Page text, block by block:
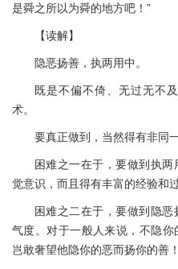
是舜之所以为舜的地方吧！”
【读解】
隐恶扬善，执两用中。
既是不偏不倚、无过无不
术。
要真正做到，当然得有非同
困难之一在于，要做到执
觉意识，而且得有丰富的经验和
困难之二在于，要做到隐
气度。对于一般人来说，不隐你
岂敢奢望他隐你的恶而扬你的善！